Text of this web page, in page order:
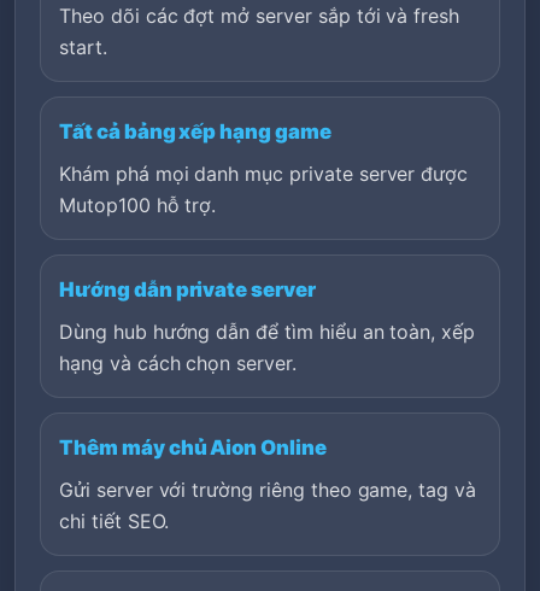
Theo dõi các đợt mở server sắp tới và fresh
start.
Tất cả bảng xếp hạng game
Khám phá mọi danh mục private server được
Mutop100 hỗ trợ.
Hướng dẫn private server
Dùng hub hướng dẫn để tìm hiểu an toàn, xếp
hạng và cách chọn server.
Thêm máy chủ Aion Online
Gửi server với trường riêng theo game, tag và
chi tiết SEO.